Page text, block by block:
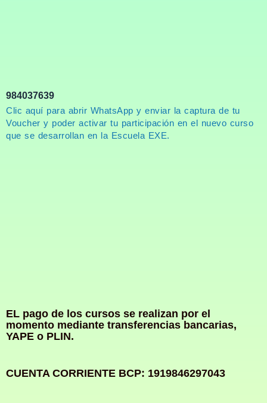
984037639
Clic aquí para abrir WhatsApp y enviar la captura de tu
Voucher y poder activar tu participación en el nuevo curso
que se desarrollan en la Escuela EXE.
EL pago de los cursos se realizan por el
momento mediante transferencias bancarias,
YAPE o PLIN.
CUENTA CORRIENTE BCP: 1919846297043